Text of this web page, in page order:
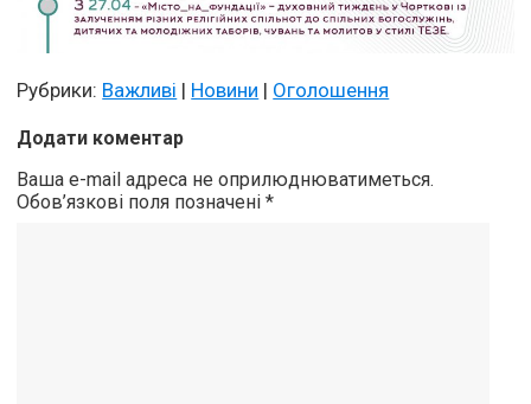
Рубрики: Важливі | Новини | Оголошення
Додати коментар
Ваша e-mail адреса не оприлюднюватиметься.
Обов’язкові поля позначені*